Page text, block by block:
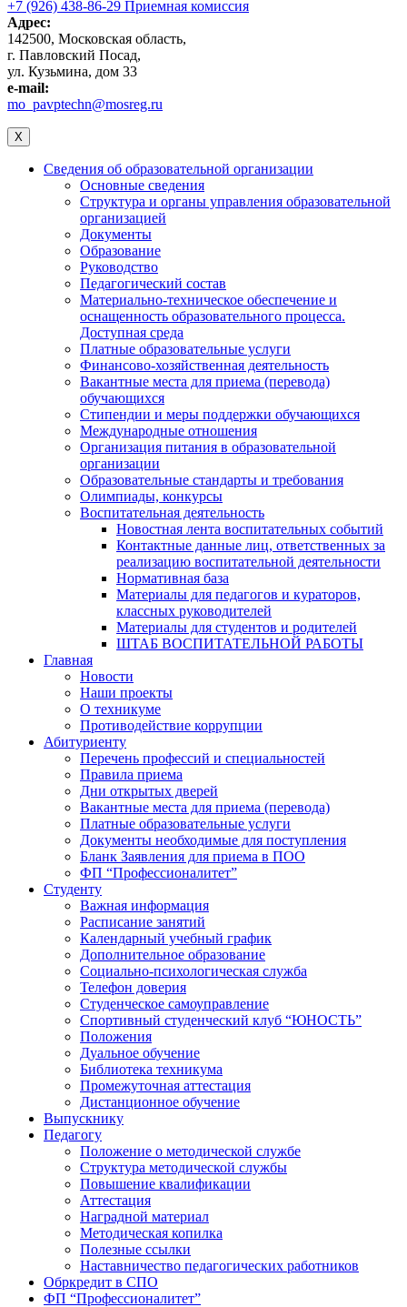
+7 (926) 438-86-29 Приемная комиссия
Адрес:
142500, Московская область,
г. Павловский Посад,
ул. Кузьмина, дом 33
e-mail:
mo_pavptechn@mosreg.ru
X
Сведения об образовательной организации
Основные сведения
Структура и органы управления образовательной
организацией
Документы
Образование
Руководство
Педагогический состав
Материально-техническое обеспечение и
оснащенность образовательного процесса.
Доступная среда
Платные образовательные услуги
Финансово-хозяйственная деятельность
Вакантные места для приема (перевода)
обучающихся
Стипендии и меры поддержки обучающихся
Международные отношения
Организация питания в образовательной
организации
Образовательные стандарты и требования
Олимпиады, конкурсы
Воспитательная деятельность
Новостная лента воспитательных событий
Контактные данные лиц, ответственных за
реализацию воспитательной деятельности
Нормативная база
Материалы для педагогов и кураторов,
классных руководителей
Материалы для студентов и родителей
ШТАБ ВОСПИТАТЕЛЬНОЙ РАБОТЫ
Главная
Новости
Наши проекты
О техникуме
Противодействие коррупции
Абитуриенту
Перечень профессий и специальностей
Правила приема
Дни открытых дверей
Вакантные места для приема (перевода)
Платные образовательные услуги
Документы необходимые для поступления
Бланк Заявления для приема в ПОО
ФП “Профессионалитет”
Студенту
Важная информация
Расписание занятий
Календарный учебный график
Дополнительное образование
Социально-психологическая служба
Телефон доверия
Студенческое самоуправление
Спортивный студенческий клуб “ЮНОСТЬ”
Положения
Дуальное обучение
Библиотека техникума
Промежуточная аттестация
Дистанционное обучение
Выпускнику
Педагогу
Положение о методической службе
Структура методической службы
Повышение квалификации
Аттестация
Наградной материал
Методическая копилка
Полезные ссылки
Наставничество педагогических работников
Обркредит в СПО
ФП “Профессионалитет”